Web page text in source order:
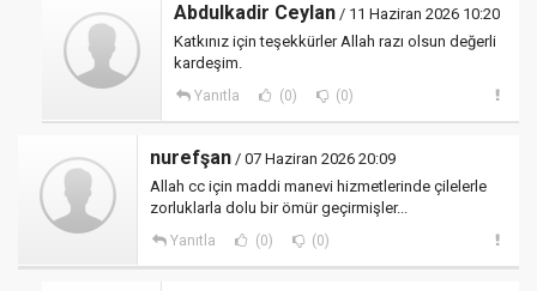
Abdulkadir Ceylan / 11 Haziran 2026 10:20
Katkınız için teşekkürler Allah razı olsun değerli
kardeşim.
Yanıtla (0) (0)
nurefşan / 07 Haziran 2026 20:09
Allah cc için maddi manevi hizmetlerinde çilelerle
zorluklarla dolu bir ömür geçirmişler...
Yanıtla (0) (0)